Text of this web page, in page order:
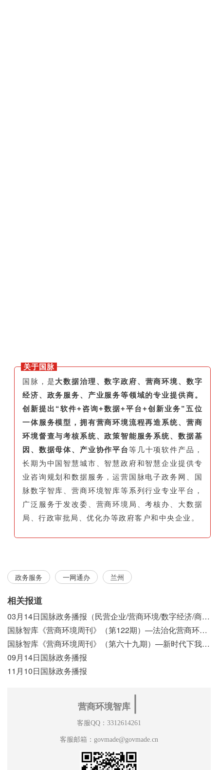
关于国脉
国脉，是大数据治理、数字政府、营商环境、数字
经济、政务服务、产业服务等领域的专业提供商。
创新提出“软件+咨询+数据+平台+创新业务”五位
一体服务模型，拥有营商环境流程再造系统、营商
环境督查与考核系统、政策智能服务系统、数据基
因、数据母体、产业协作平台等几十项软件产品，
长期为中国智慧城市、智慧政府和智慧企业提供专
业咨询规划和数据服务，运营国脉电子政务网、国
脉数字智库、营商环境智库等系列行业专业平台，
广泛服务于发改委、营商环境局、考核办、大数据
局、行政审批局、优化办等政府客户和中央企业。
政务服务 一网通办 兰州
相关报道
03月14日国脉政务播报（民营企业/营商环境/数字经济/商事制度改革）
国脉智库《营商环境周刊》（第122期）—法治化营商环境视域下我国行政执法公示制度浅析
国脉智库《营商环境周刊》（第六十九期）—新时代下我国营商环境标准体系构建初探
09月14日国脉政务播报
11月10日国脉政务播报
营商环境智库
客服QQ：3312614261
客服邮箱：govmade@govmade.cn